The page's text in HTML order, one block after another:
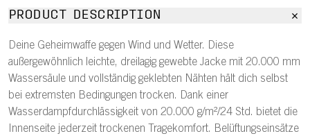
PRODUCT DESCRIPTION
Deine Geheimwaffe gegen Wind und Wetter. Diese
außergewöhnlich leichte, dreilagig gewebte Jacke mit 20.000 mm
Wassersäule und vollständig geklebten Nähten hält dich selbst
bei extremsten Bedingungen trocken. Dank einer
Wasserdampfdurchlässigkeit von 20.000 g/m²/24 Std. bietet die
Innenseite jederzeit trockenen Tragekomfort. Belüftungseinsätze